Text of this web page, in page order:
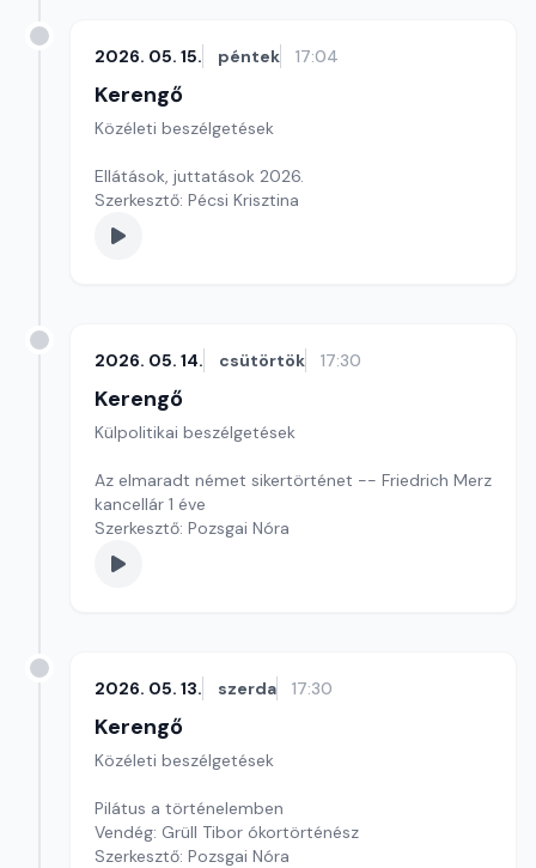
2026. 05. 15. péntek 17:04
Kerengő
Közéleti beszélgetések
Ellátások, juttatások 2026.
Szerkesztő: Pécsi Krisztina
2026. 05. 14. csütörtök 17:30
Kerengő
Külpolitikai beszélgetések
Az elmaradt német sikertörténet -- Friedrich Merz
kancellár 1 éve
Szerkesztő: Pozsgai Nóra
2026. 05. 13. szerda 17:30
Kerengő
Közéleti beszélgetések
Pilátus a történelemben
Vendég: Grüll Tibor ókortörténész
Szerkesztő: Pozsgai Nóra